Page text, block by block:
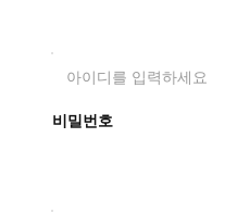
아이디를 입력하세요
비밀번호